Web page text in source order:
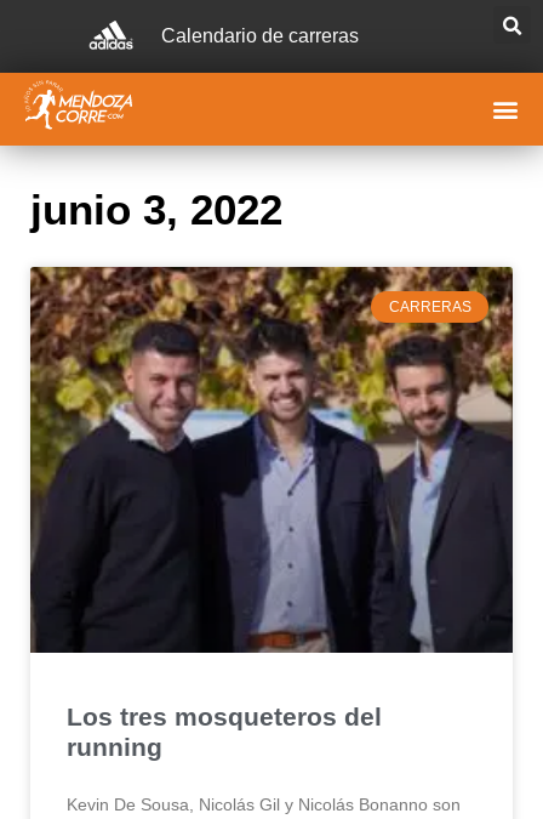
Calendario de carreras
junio 3, 2022
CARRERAS
Los tres mosqueteros del
running
Kevin De Sousa, Nicolás Gil y Nicolás Bonanno son